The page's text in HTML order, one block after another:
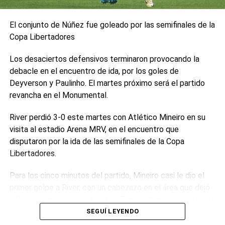
complicado, muy lejos del resto de los pilotos de arriba y
sin siquiera ganar una carrera, lo que
Colapinto si Red Bull así lo desea.
Mientras tanto,el argentino disputará las últimas dos
carreras del año en un Fórmula 1
Williams. La próxima carrera, post GP de Qatar será en el
circuito de Yas Marina, en elGran Premio de Abu Dhabi
(Radio Mitre)
0
El conjunto de Núñez fue goleado por las semifinales de la
Copa Libertadores
Los desaciertos defensivos terminaron provocando la
debacle en el encuentro de ida, por los goles de
Deyverson y Paulinho. El martes próximo será el partido
revancha en el Monumental.
River perdió 3-0 este martes con Atlético Mineiro en su
visita al estadio Arena MRV, en el encuentro que
disputaron por la ida de las semifinales de la Copa
Libertadores.
Para los cinco minutos del partido, Mineiro casi le dio el
revisión del VAR, el árbitro Jesús Valenzuela vio una mano
SEGUÍ LEYENDO